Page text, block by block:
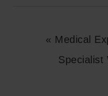
« Medical
Specialist